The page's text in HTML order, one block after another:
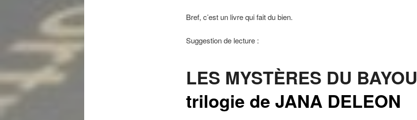
Bref, c’est un livre qui fait du bien.
Suggestion de lecture :
LES MYSTÈRES DU BAYOU
trilogie de JANA DELEON